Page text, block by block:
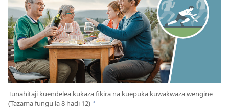
Tunahitaji kuendelea kukaza fikira na kuepuka kuwakwaza wengine
(Tazama fungu la 8 hadi 12) *